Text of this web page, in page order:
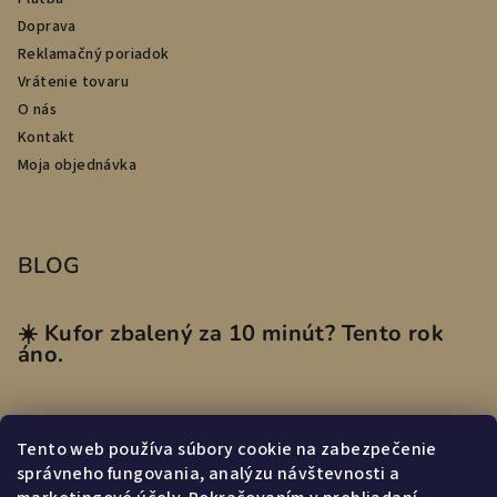
Tento web používa súbory cookie na zabezpečenie
správneho fungovania, analýzu návštevnosti a
Doprava
Reklamačný poriadok
Vrátenie tovaru
O nás
Kontakt
Moja objednávka
BLOG
☀️ Kufor zbalený za 10 minút? Tento rok
áno.
Prijímame online platby